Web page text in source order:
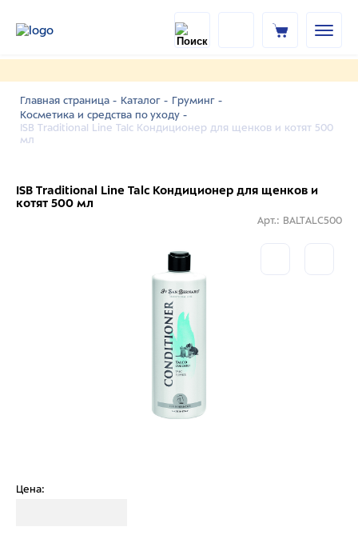
Главная страница - Каталог - Груминг -
Косметика и средства по уходу -
ISB Traditional Line Talc Кондиционер для щенков и котят 500
мл
ISB Traditional Line Talc Кондиционер для щенков и
котят 500 мл
Арт.: BALTALC500
Цена: